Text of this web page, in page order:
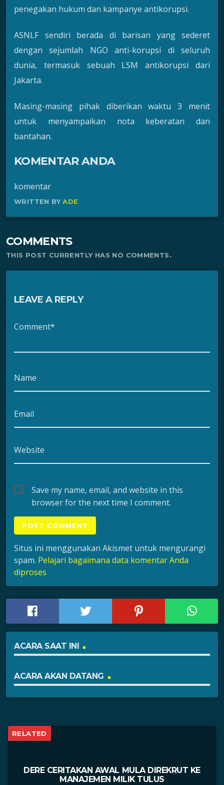
penegakan hukum dan kampanye antikorupsi.
ASNLF sendiri berada di barisan yang sederet
dengan sejumlah NGO anti-korupsi di seluruh
dunia, termasuk sebuah LSM antikorupsi dari
Jakarta.
Masing-masing pihak diberikan waktu 3 menit
untuk menyampaikan nota keberatan dan
bantahan.
KOMENTAR ANDA
komentar
WRITTEN BYADE
COMMENTS
THIS POST CURRENTLY HAS NO COMMENTS.
LEAVE A REPLY
Comment*
Name
Email
Website
Save my name, email, and website in this
browser for the next time I comment.
Situs ini menggunakan Akismet untuk mengurangi
spam. Pelajari bagaimana data komentar Anda
diproses
ACARA SAAT INI
ACARA AKAN DATANG
RELATED
DERE CERITAKAN AWAL MULA DIREKRUT KE
MANAJEMEN MILIK TULUS